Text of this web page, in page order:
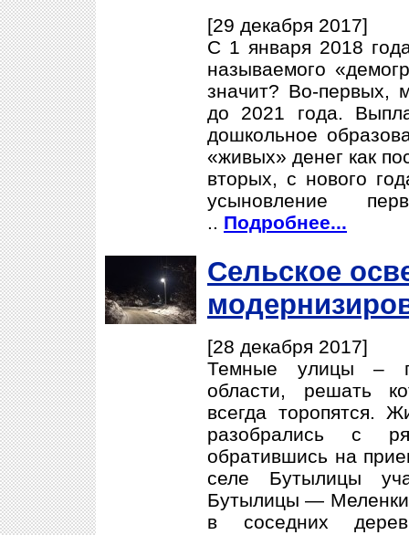
[29 декабря 2017]
С 1 января 2018
называемого
значит? Во-первых,
до 2021 года.
дошкольное
«живых» денег как
вторых, с нового
усыновление
.. Подробнее...
Сельское
[28 декабря 2017]
Темные улицы –
области, решать
всегда торопятся.
разобрались с
обратившись на
селе Бутылицы
Бутылицы —
в соседних